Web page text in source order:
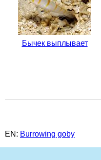
Бычек выплывает
EN: Burrowing goby